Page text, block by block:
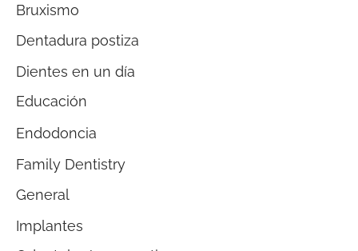
Bruxismo
Dentadura postiza
Dientes en un día
Educación
Endodoncia
Family Dentistry
General
Implantes